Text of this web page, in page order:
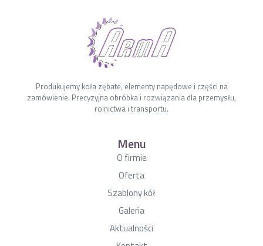
Produkujemy koła zębate, elementy napędowe i części na
zamówienie. Precyzyjna obróbka i rozwiązania dla przemysłu,
rolnictwa i transportu.
Menu
O firmie
Oferta
Szablony kół
Galeria
Aktualności